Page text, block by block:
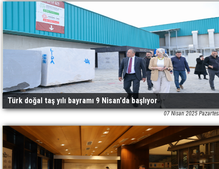
Türk doğal taş yılı bayramı 9 Nisan'da başlıyor
07 Nisan 2025